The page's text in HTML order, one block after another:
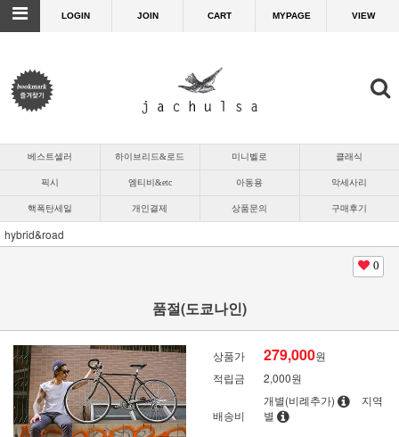
LOGIN JOIN CART MYPAGE VIEW
베스트셀러 하이브리드&로드 미니벨로 클래식
픽시 엠티비&etc 아동용 악세사리
핵폭탄세일 개인결제 상품문의 구매후기
hybrid&road
0
품절(도쿄나인)
상품가 279,000원
적립금
2,000원
배송비
개별(비례추가)
지역
별